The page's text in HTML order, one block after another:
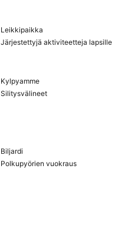
Leikkipaikka
Järjestettyjä aktiviteetteja lapsille
Kylpyamme
Silitysvälineet
Biljardi
Polkupyörien vuokraus